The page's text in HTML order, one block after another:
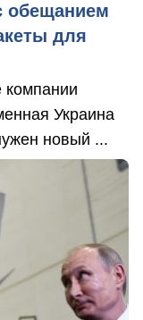
обещанием
для
Украина
новый ...